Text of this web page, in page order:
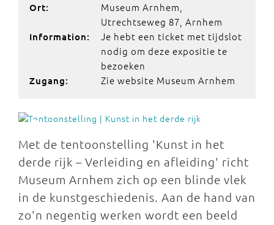
Ort:
Museum Arnhem,
Utrechtseweg 87, Arnhem
Information:
Je hebt een ticket met tijdslot
nodig om deze expositie te
bezoeken
Zugang: Zie website Museum Arnhem
Met de tentoonstelling 'Kunst in het
derde rijk – Verleiding en afleiding' richt
Museum Arnhem zich op een blinde vlek
in de kunstgeschiedenis. Aan de hand van
zo'n negentig werken wordt een beeld